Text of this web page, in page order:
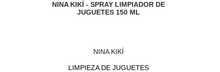
NINA KIKÍ - SPRAY LIMPIADOR DE
JUGUETES 150 ML
NINA KIKÍ
LIMPIEZA DE JUGUETES